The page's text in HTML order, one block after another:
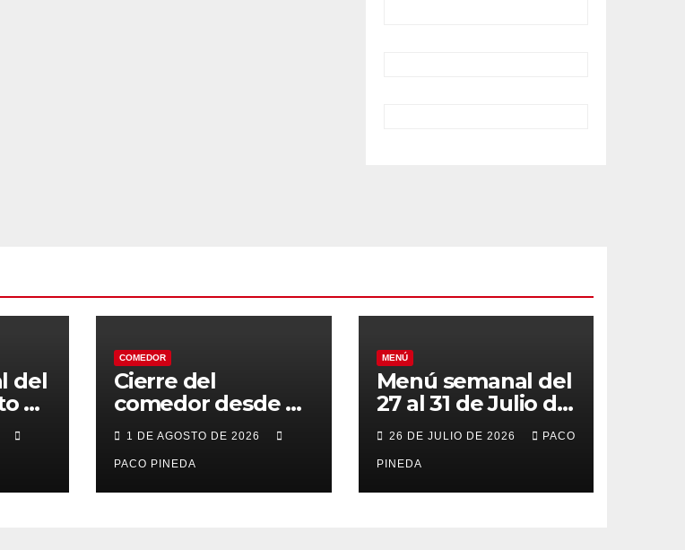
del
de
COMEDOR
Cierre del
comedor desde el
7 al 21 de Agosto
por vacaciones
1 DE AGOSTO DE 2026
PACO PINEDA
MENÚ
Menú semanal del
27 al 31 de Julio de
2026
26 DE JULIO DE 2026 PACO
PINEDA